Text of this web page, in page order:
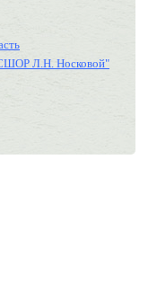
Л.Н. Носковой"